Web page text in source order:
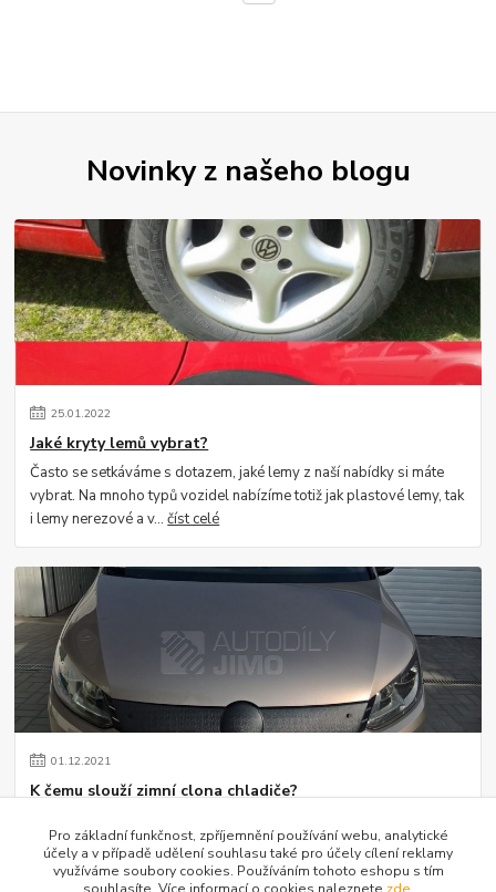
Novinky z našeho blogu
25.01.2022
Jaké kryty lemů vybrat?
Často se setkáváme s dotazem, jaké lemy z naší nabídky si máte
vybrat. Na mnoho typů vozidel nabízíme totiž jak plastové lemy, tak
i lemy nerezové a v...číst celé
01.12.2021
K čemu slouží zimní clona chladiče?
clona na vozidlu slouží. Jistě si vzpomínáte, jak se kdysi za masky
dávaly staré kart...číst celé
Pro základní funkčnost, zpříjemnění používání webu, analytické
účely a v případě udělení souhlasu také pro účely cílení reklamy
využíváme soubory cookies. Používáním tohoto eshopu s tím